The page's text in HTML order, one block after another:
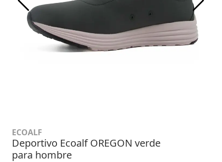
ECOALF
Deportivo Ecoalf OREGON verde
para hombre